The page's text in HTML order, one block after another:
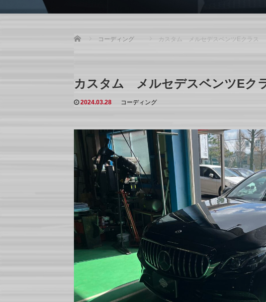
Home コーディング カスタム メルセデスベンツEクラス
カスタム メルセデスベンツEク
2024.03.28 コーディング